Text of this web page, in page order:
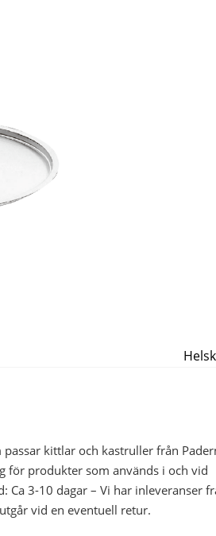
kittlar och kastruller från
för produkter som används i och vid
Ca 3-10 dagar – Vi har inleveranser
vid en eventuell retur.